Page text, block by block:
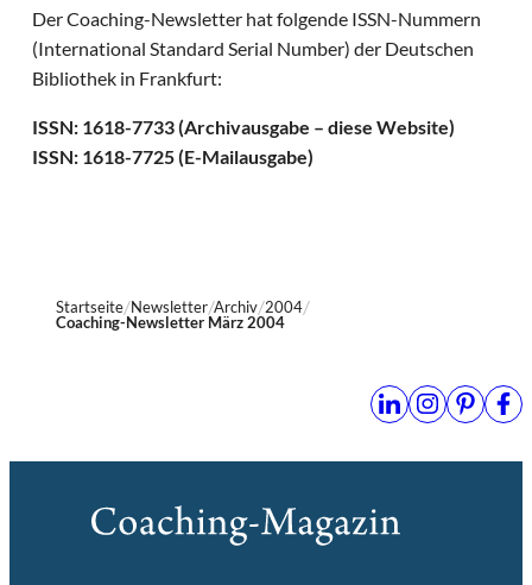
Der Coaching-Newsletter hat folgende ISSN-Nummern
(International Standard Serial Number) der Deutschen
Bibliothek in Frankfurt:
ISSN: 1618-7733 (Archivausgabe – diese Website)
ISSN: 1618-7725 (E-Mailausgabe)
Startseite Newsletter Archiv 2004
Coaching-Newsletter März 2004